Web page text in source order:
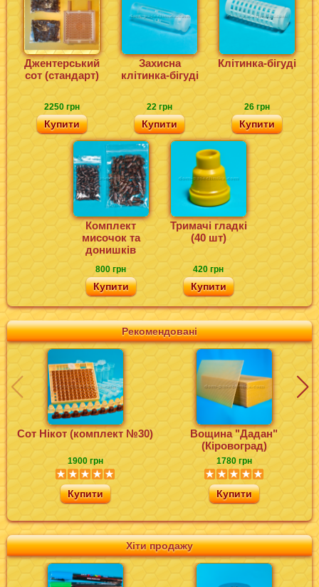
Хіти продажу
Рекомендовані
Сот Нікот (комплект №30)
1900 грн
Купити
Вощина "Дадан"
(Кіровоград)
1780 грн
Купити
Джентерський
сот (стандарт)
2250 грн
Купити
Захисна
клітинка-бігуді
22 грн
Купити
Клітинка-бігуді
26 грн
Купити
Комплект
мисочок та
донишків
800 грн
Купити
Тримачі гладкі
(40 шт)
420 грн
Купити